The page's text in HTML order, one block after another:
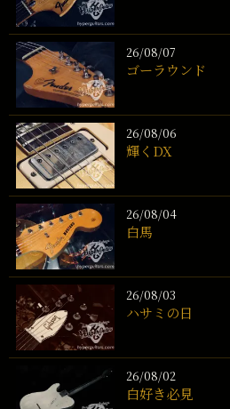
26/08/07
ゴーラウンド
26/08/06
輝くDX
26/08/04
白馬
26/08/03
ハサミの日
26/08/02
白好き必見